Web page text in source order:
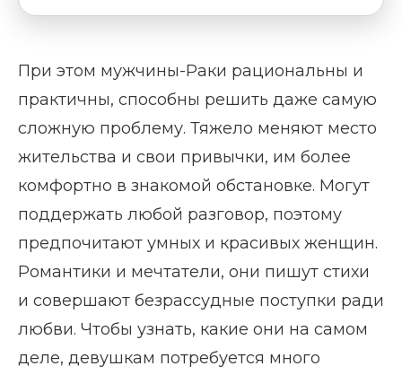
При этом мужчины-Раки рациональны и
практичны, способны решить даже самую
сложную проблему. Тяжело меняют место
жительства и свои привычки, им более
комфортно в знакомой обстановке. Могут
поддержать любой разговор, поэтому
предпочитают умных и красивых женщин.
Романтики и мечтатели, они пишут стихи
и совершают безрассудные поступки ради
любви. Чтобы узнать, какие они на самом
деле, девушкам потребуется много